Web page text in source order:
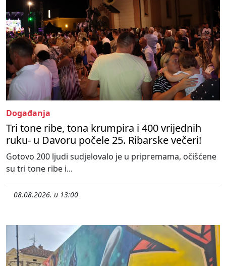
Događanja
Tri tone ribe, tona krumpira i 400 vrijednih
ruku- u Davoru počele 25. Ribarske večeri!
Gotovo 200 ljudi sudjelovalo je u pripremama, očišćene
su tri tone ribe i...
08.08.2026. u 13:00